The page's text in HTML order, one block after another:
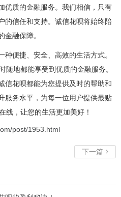
优质的金融服务。我们相信，只有
的信任和支持。诚信花呗将始终陪
金融保障。
便捷、安全、高效的生活方式。
随地都能享受到优质的金融服务。
信花呗都能为您提供及时的帮助和
服务水平，为每一位用户提供最贴
线，让您的生活更加美好！
post/1953.html
下一篇 